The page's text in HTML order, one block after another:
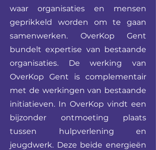
waar organisaties en mensen
geprikkeld worden om te gaan
samenwerken. OverKop Gent
bundelt expertise van bestaande
organisaties. De werking van
OverKop Gent is complementair
met de werkingen van bestaande
initiatieven. In OverKop vindt een
bijzonder ontmoeting plaats
tussen hulpverlening en
jeugdwerk. Deze beide energieën